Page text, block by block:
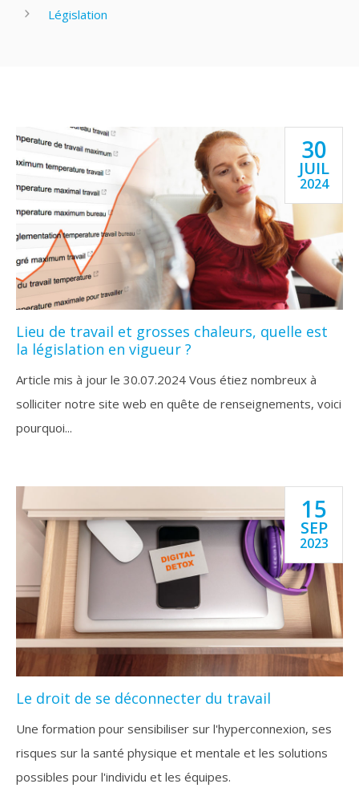
Législation
30
JUIL
2024
Lieu de travail et grosses chaleurs, quelle est
la législation en vigueur ?
Article mis à jour le 30.07.2024 Vous étiez nombreux à
solliciter notre site web en quête de renseignements, voici
pourquoi...
15
SEP
2023
Le droit de se déconnecter du travail
Une formation pour sensibiliser sur l'hyperconnexion, ses
risques sur la santé physique et mentale et les solutions
possibles pour l'individu et les équipes.